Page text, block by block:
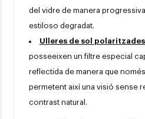
del vidre de manera
estiloso degradat.
Ulleres de sol polaritzades
posseeixen un filtre especial
reflectida de manera que
permetent així una visió sense
contrast natural.